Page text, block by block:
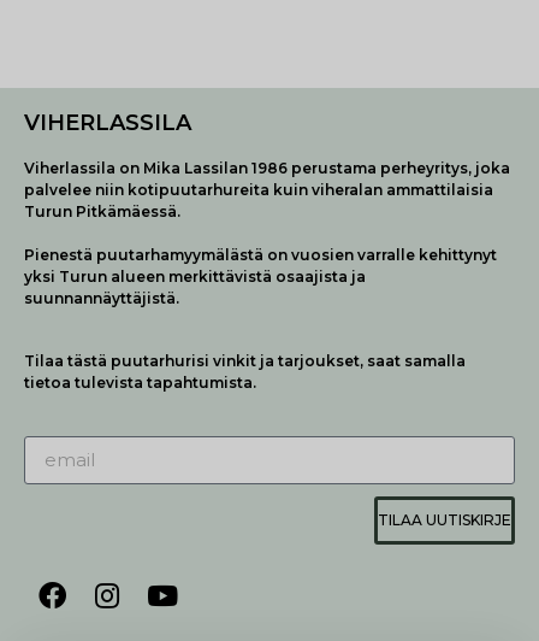
VIHERLASSILA
Viherlassila on Mika Lassilan 1986 perustama perheyritys, joka
palvelee niin kotipuutarhureita kuin viheralan ammattilaisia
Turun Pitkämäessä.
Pienestä puutarhamyymälästä on vuosien varralle kehittynyt
yksi Turun alueen merkittävistä osaajista ja
suunnannäyttäjistä.
Tilaa tästä puutarhurisi vinkit ja tarjoukset, saat samalla
tietoa tulevista tapahtumista.
TILAA UUTISKIRJE